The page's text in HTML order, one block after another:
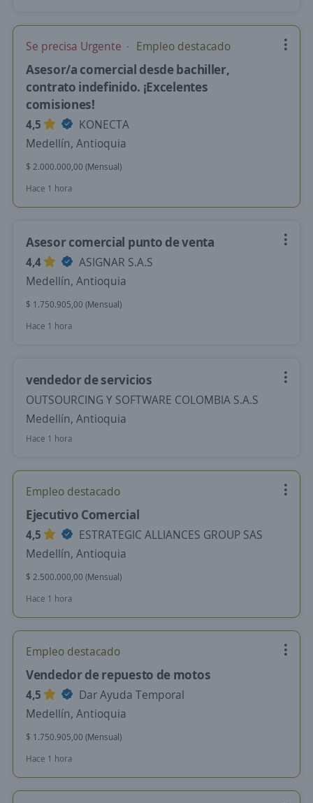
Se precisa Urgente Empleo destacado
Asesor/a comercial desde bachiller,
contrato indefinido. ¡Excelentes
comisiones!
4,5
KONECTA
Medellín, Antioquia
$ 2.000.000,00 (Mensual)
Hace 1 hora
Asesor comercial punto de venta
4,4
ASIGNAR S.A.S
Medellín, Antioquia
$ 1.750.905,00 (Mensual)
Hace 1 hora
vendedor de servicios
OUTSOURCING Y SOFTWARE COLOMBIA S.A.S
Medellín, Antioquia
Hace 1 hora
Empleo destacado
Ejecutivo Comercial
4,5
ESTRATEGIC ALLIANCES GROUP SAS
Medellín, Antioquia
$ 2.500.000,00 (Mensual)
Hace 1 hora
Empleo destacado
Vendedor de repuesto de motos
4,5
Dar Ayuda Temporal
Medellín, Antioquia
$ 1.750.905,00 (Mensual)
Hace 1 hora